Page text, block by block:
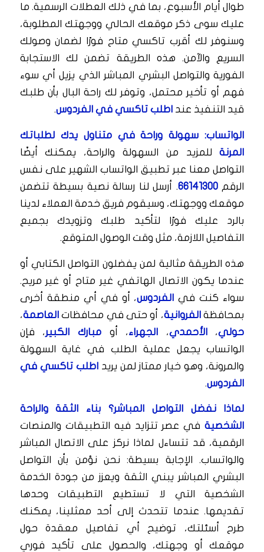
طوال أيام الأسبوع، بما في ذلك العطلات الرسمية. ما
عليك سوى ذكر موقعك الحالي ووجهتك المطلوبة،
وسنوفر لك أقرب تاكسي متاح فورًا لضمان وصولك
السريع والآمن. هذه الطريقة تضمن لك الاستجابة
الفورية والتواصل البشري المباشر الذي يزيل أي سوء
فهم أو تأخير محتمل، وتوفر لك راحة البال بأن طلبك
قيد التنفيذ عند اطلب تاكسي في الفردوس.
الواتساب: سهولة وراحة في متناول يدك لطلباتك
المرنةللمزيد من السهولة والراحة، يمكنك أيضًا
التواصل معنا عبر تطبيق الواتساب الشهير على نفس
الرقم66141300. أرسل لنا رسالة نصية بسيطة تتضمن
موقعك ووجهتك، وسيقوم فريق خدمة العملاء لدينا
بالرد عليك فورًا لتأكيد طلبك وتزويدك بجميع
التفاصيل اللازمة، مثل وقت الوصول المتوقع.
هذه الطريقة مثالية لمن يفضلون التواصل الكتابي أو
عندما يكون الاتصال الهاتفي غير متاح أو غير مريح.
سواء كنت في
الفردوس، أو في أي منطقة أخرى
بمحافظة الفروانية، أو حتى في محافظات العاصمة،
حولي، الأحمدي، الجهراء، أومبارك الكبير، فإن
الواتساب يجعل عملية الطلب في غاية السهولة
والمرونة، وهو خيار ممتاز لمن يريد اطلب تاكسي في
الفردوس.
لماذا نفضل التواصل المباشر؟ بناء الثقة والراحة
الشخصيةفي عصر تتزايد فيه التطبيقات والمنصات
الرقمية، قد تتساءل لماذا نركز على الاتصال المباشر
والواتساب. الإجابة بسيطة: نحن نؤمن بأن التواصل
البشري المباشر يبني الثقة ويعزز من جودة الخدمة
الشخصية التي لا تستطيع التطبيقات وحدها
تقديمها. عندما تتحدث إلى أحد ممثلينا، يمكنك
طرح أسئلتك، توضيح أي تفاصيل معقدة حول
موقعك أو وجهتك، والحصول على تأكيد فوري